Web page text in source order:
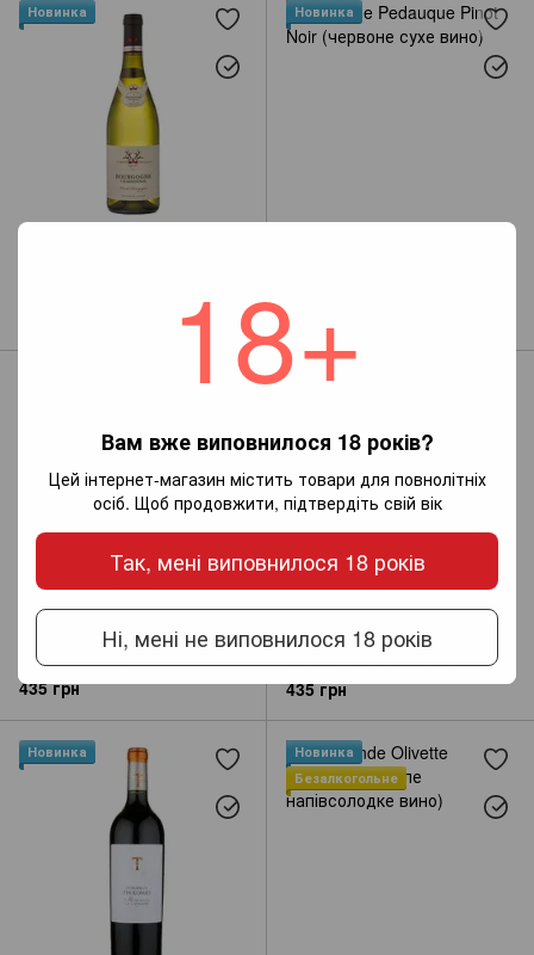
18+
Вам вже виповнилося 18 років?
Цей інтернет-магазин містить товари для повнолітніх
осіб. Щоб продовжити, підтвердіть свій вік
Так, мені виповнилося 18 років
Ні, мені не виповнилося 18 років
Новинка Новинка
453 грн
Hans Baer Sauvignon Blanc
trocken (біле сухе вино)
435 грн
Новинка
La Grande Olivette Grenache
Cinsault (безалкогольне
рожеве напівсолодке вино)
435 грн
Новинка
Новинка
Безалкогольне